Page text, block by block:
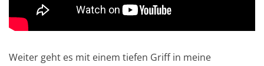
Weiter geht es mit einem tiefen Griff in meine